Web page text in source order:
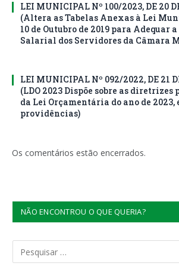
LEI MUNICIPAL Nº 100/2023, DE 20
(Altera as Tabelas Anexas à Lei
10 de Outubro de 2019 para Adequar
Salarial dos Servidores da Câmara
LEI MUNICIPAL Nº 092/2022, DE 21
(LDO 2023 Dispõe sobre as diretrizes
da Lei Orçamentária do ano de 2023,
providências)
Os comentários estão encerrados.
NÃO ENCONTROU O QUE QUERIA?